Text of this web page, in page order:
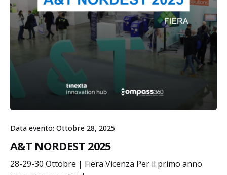
Data evento: Ottobre 28, 2025
A&T NORDEST 2025
28-29-30 Ottobre | Fiera Vicenza Per il primo anno